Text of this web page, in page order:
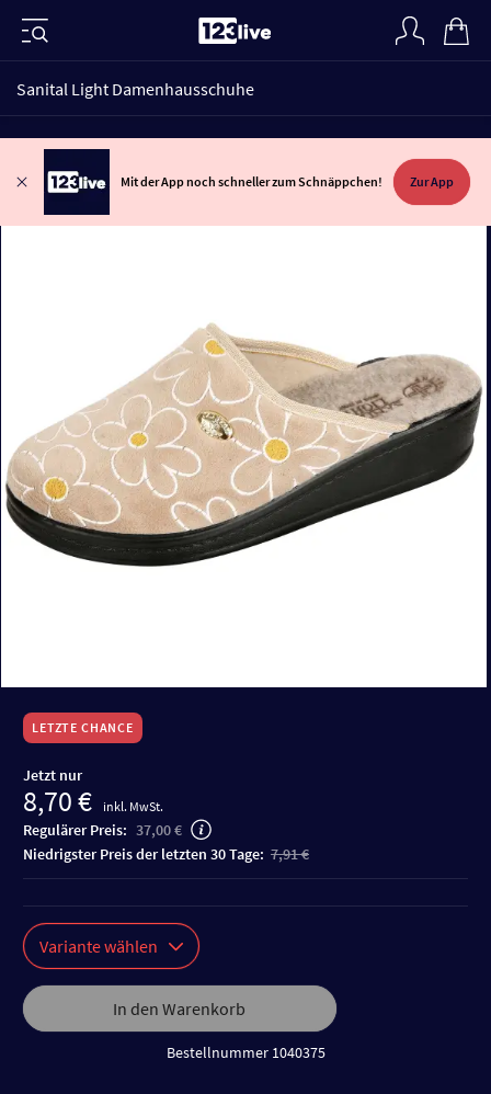
Sanital Light Damenhausschuhe
Mit der App noch schneller zum Schnäppchen! Zur App
LETZTE CHANCE
Jetzt nur
8,70 € inkl. MwSt.
Regulärer Preis: 37,00 €
niedrigster Preis der letzten 30 Tage: 7,91 €
Variante wählen
In den Warenkorb
Bestellnummer 1040375